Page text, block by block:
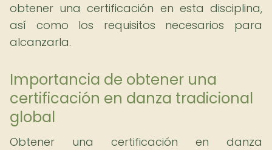
obtener una certificación en esta disciplina,
así como los requisitos necesarios para
alcanzarla.
Importancia de obtener una
certificación en danza tradicional
global
Obtener una certificación en danza